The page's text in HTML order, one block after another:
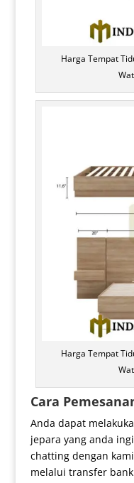
Harga Tempat
Harga Tempat
Cara
Anda dapat
jepara yang anda
chatting dengan
melalui transfer